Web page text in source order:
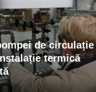
de circulație
termică